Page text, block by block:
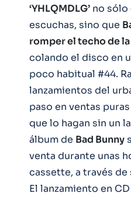
‘YHLQMDLG’ no sólo
escuchas, sino que
romper el techo de
colando el disco en
poco habitual #44.
lanzamientos del
paso en ventas
que lo hagan sin un
álbum de Bad Bunny
venta durante unas
cassette, a través de
El lanzamiento en